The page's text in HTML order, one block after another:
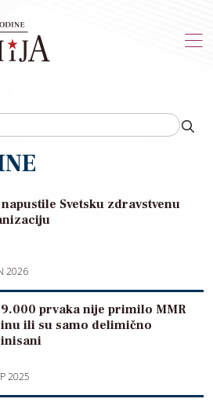
napustile Svetsku zdravstvenu
2026
prvaka nije primilo MMR
ili su samo delimično
2025